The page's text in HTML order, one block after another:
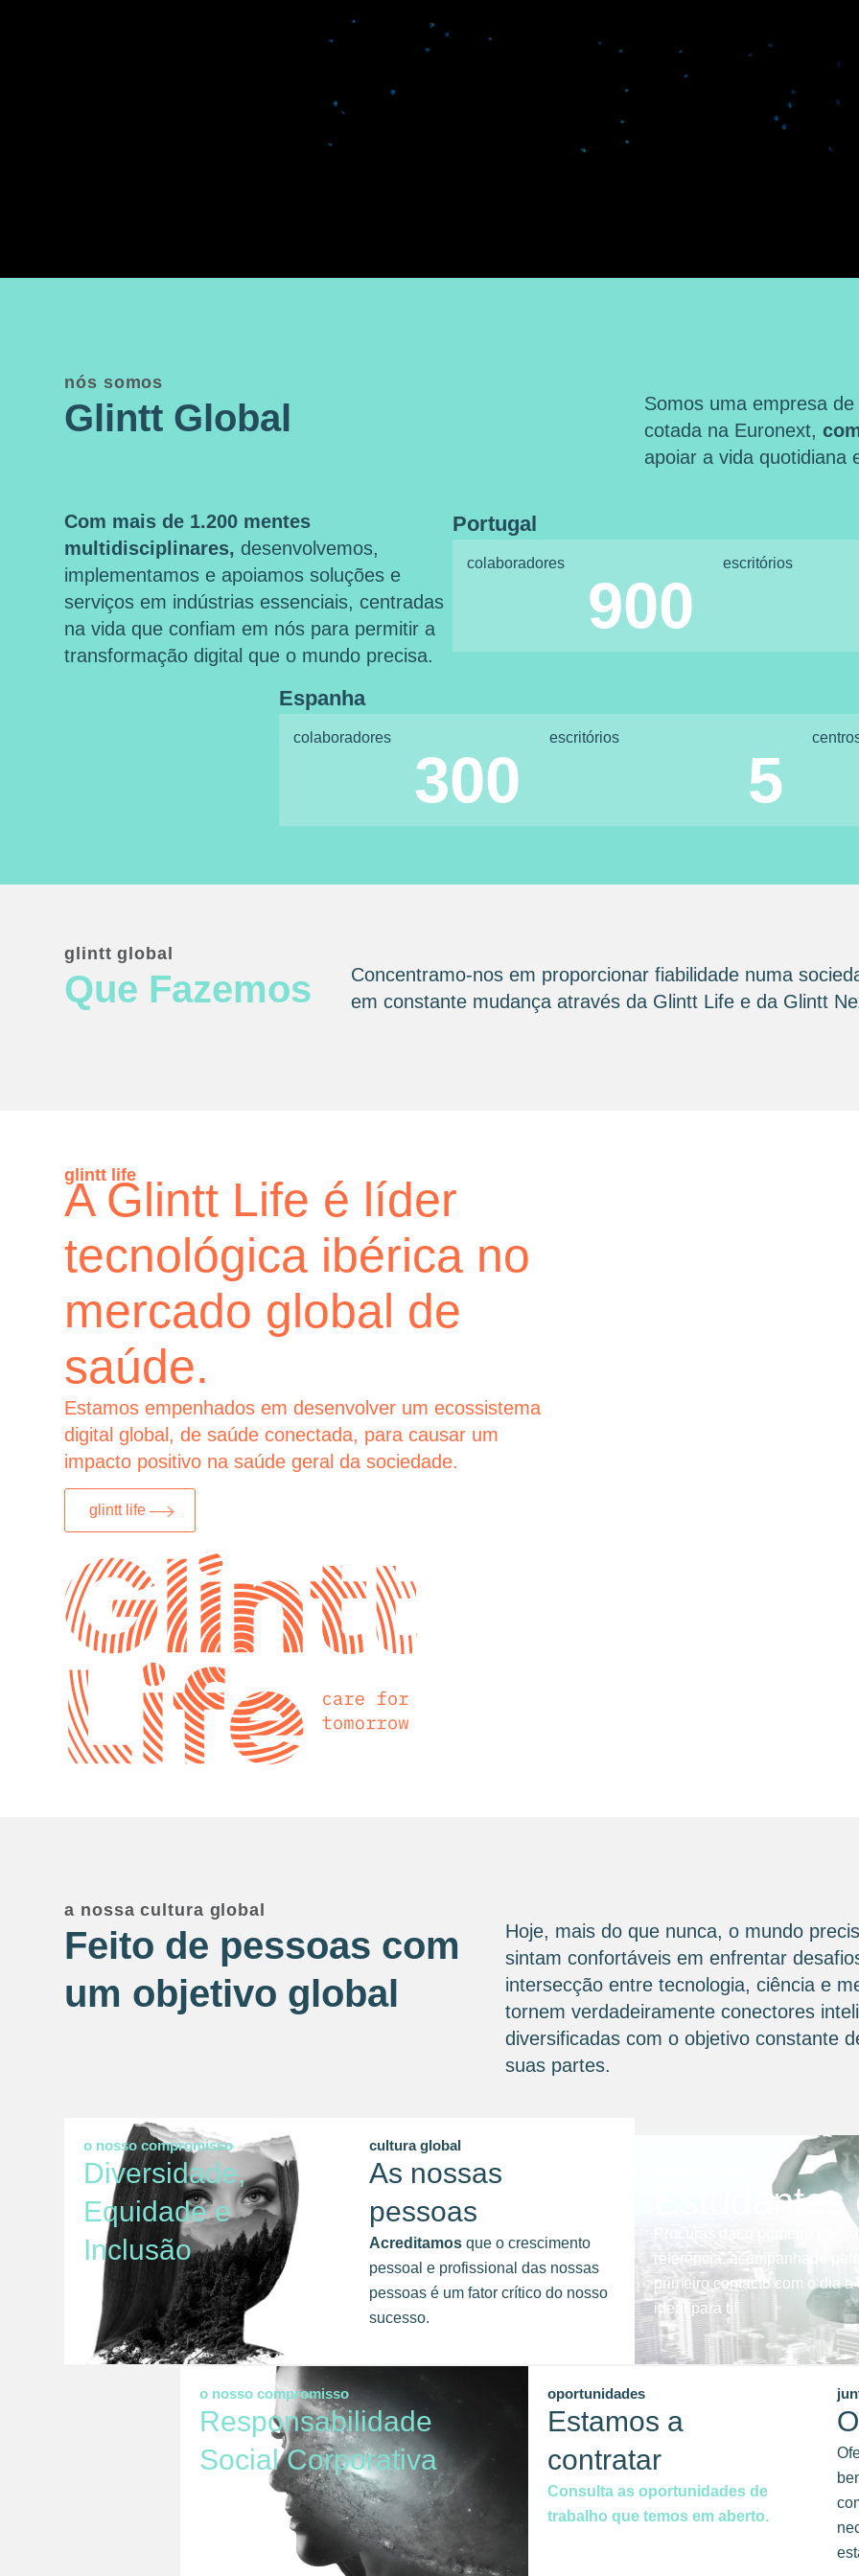
nós somos
Glintt Global
Somos uma empresa
cotada na Euronext,
apoiar a vida quotidiana
Com mais de 1.200 mentes
multidisciplinares, desenvolvemos,
implementamos e apoiamos soluções e
serviços em indústrias essenciais, centradas
na vida que confiam em nós para permitir a
transformação digital que o mundo precisa.
Portugal
colaboradores
900
escritórios
Espanha
colaboradores
300
escritórios
5
glintt global
Que Fazemos
Concentramo-nos em proporcionar fiabilidade numa
em constante mudança através da Glintt Life e da Glintt
glintt life
A Glintt Life é líder
tecnológica ibérica no
mercado global de
saúde.
Estamos empenhados em desenvolver um ecossistema
digital global, de saúde conectada, para causar um
impacto positivo na saúde geral da sociedade.
glintt life
a nossa cultura global
Feito de pessoas com
um objetivo global
Hoje, mais do que nunca, o mundo
sintam confortáveis ​​em enfrentar
intersecção entre tecnologia, ciência e
tornem verdadeiramente conectores
diversificadas com o objetivo constante
suas partes.
o nosso compromisso
Diversidade,
Equidade e
Inclusão
cultura global
As nossas
pessoas
Acreditamosque o crescimento
pessoal e profissional das nossas
pessoas é um fator crítico do nosso
sucesso.
Estudantes
Procuras dar o primeiro
referência, acompanhado
primeiro contacto com o dia a
ideal para ti!
o nosso compromisso
Responsabilidade
Social Corporativa
oportunidades
Estamos a
contratar
Consulta as oportunidades de
trabalho que temos em aberto.